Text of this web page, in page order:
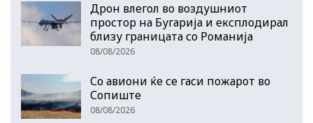
Дрон влегол во воздушниот
простор на Бугарија и експлодирал
близу границата со Романија
08/08/2026
Со авиони ќе се гаси пожарот во
Сопиште
08/08/2026